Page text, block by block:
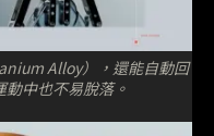
Alloy），還能自動回
中也不易脫落。